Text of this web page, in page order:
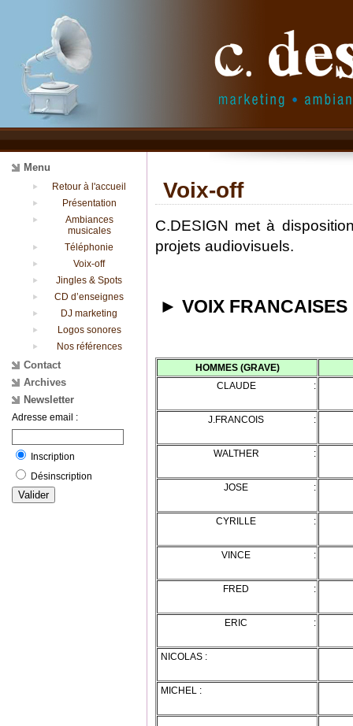
Menu
Retour à l'accueil
Présentation
Ambiances
musicales
Téléphonie
Voix-off
Jingles & Spots
CD d’enseignes
DJ marketing
Logos sonores
Nos références
Contact
Archives
Newsletter
Adresse email :
Inscription
Désinscription
Voix-off
C.DESIGN met à
projets audiovisuels.
► VOIX FRANCAISES
HOMMES (GRAVE)
CLAUDE :
J.FRANCOIS :
WALTHER :
JOSE :
CYRILLE :
VINCE :
FRED :
ERIC :
NICOLAS :
MICHEL :